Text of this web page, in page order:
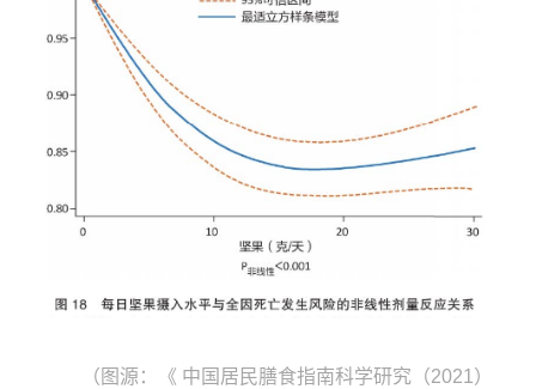
（图源：《 中国居民膳食指南科学研究（2021）